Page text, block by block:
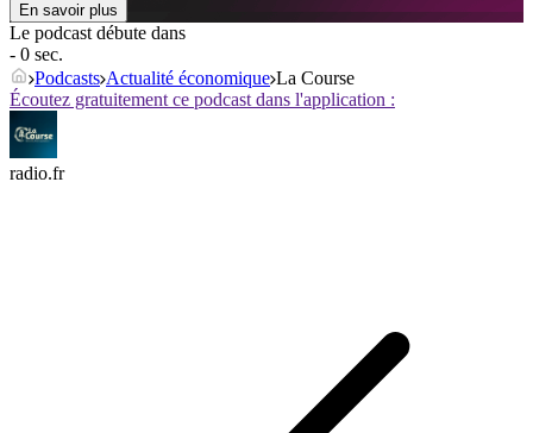
En savoir plus
Le podcast débute dans
- 0 sec.
Podcasts Actualité économique La Course
Écoutez gratuitement ce podcast dans l'application :
radio.fr